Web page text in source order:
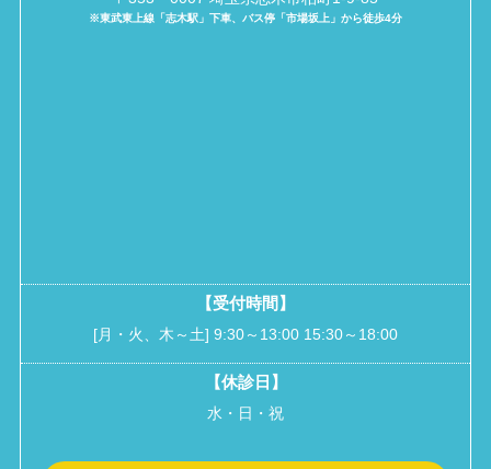
※東武東上線「志木駅」下車、バス停「市場坂上」から徒歩4分
【受付時間】
[月・火、木～土] 9:30～13:00 15:30～18:00
【休診日】
水・日・祝